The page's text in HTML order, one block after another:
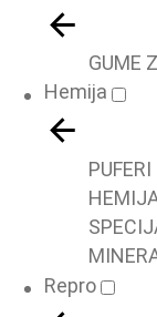
GUME
Hemija
Repro